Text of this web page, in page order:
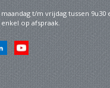
t/m vrijdag tussen 9u30
op afspraak.